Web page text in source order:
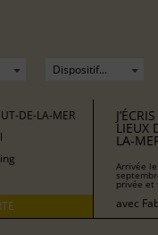
DE-LA-MER
LIEUX
LA-
Arrivée
privée et
avec